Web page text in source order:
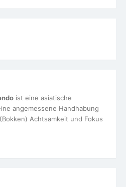
ist eine asiatische
angemessene Handhabung
Achtsamkeit und Fokus